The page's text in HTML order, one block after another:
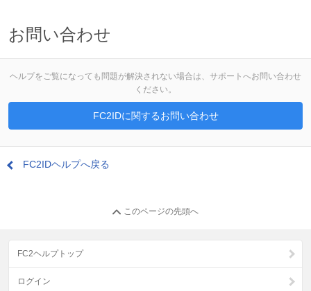
お問い合わせ
ヘルプをご覧になっても問題が解決されない場合は、サポートへお問い合わせ
ください。
FC2IDに関するお問い合わせ
FC2IDヘルプへ戻る
このページの先頭へ
FC2ヘルプトップ
ログイン